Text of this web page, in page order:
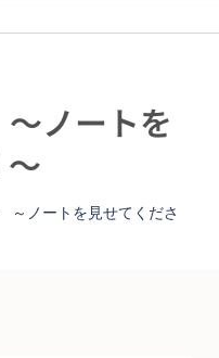
ノートを
ノートを見せてくださ